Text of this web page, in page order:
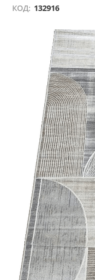
КОД: 132916